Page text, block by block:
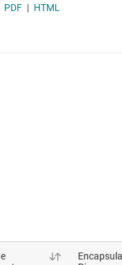
PDF | HTML